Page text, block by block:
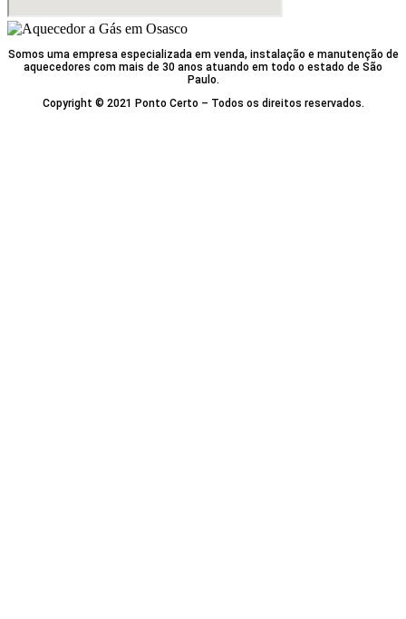
Somos uma empresa especializada em venda, instalação e manutenção de
aquecedores com mais de 30 anos atuando em todo o estado de São
Paulo.
Copyright © 2021 Ponto Certo – Todos os direitos reservados.